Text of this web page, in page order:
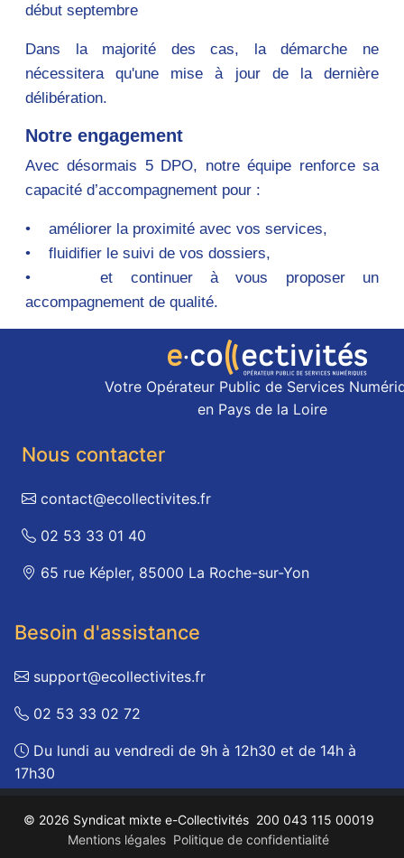
début septembre
Dans la majorité des cas, la démarche ne
nécessitera qu'une mise à jour de la dernière
délibération.
Notre engagement
Avec désormais 5 DPO, notre équipe renforce sa
capacité d’accompagnement pour :
• améliorer la proximité avec vos services,
• fluidifier le suivi de vos dossiers,
• et continuer à vous proposer un
accompagnement de qualité.
Votre Opérateur Public de Services
en Pays de la Loire
Nous contacter
contact@ecollectivites.fr
02 53 33 01 40
65 rue Képler, 85000 La Roche-sur-Yon
Besoin d'assistance
support@ecollectivites.fr
02 53 33 02 72
Du lundi au vendredi de 9h à 12h30 et de 14h à
17h30
© 2026 Syndicat mixte e-Collectivités 200 043 115 00019
Mentions légales Politique de confidentialité